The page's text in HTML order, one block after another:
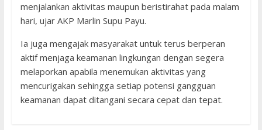
menjalankan aktivitas maupun beristirahat pada malam
hari, ujar AKP Marlin Supu Payu.
Ia juga mengajak masyarakat untuk terus berperan
aktif menjaga keamanan lingkungan dengan segera
melaporkan apabila menemukan aktivitas yang
mencurigakan sehingga setiap potensi gangguan
keamanan dapat ditangani secara cepat dan tepat.